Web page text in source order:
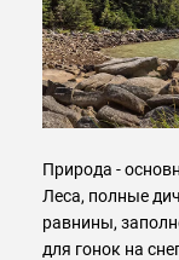
Природа -
Леса, полные
равнины,
для гонок на